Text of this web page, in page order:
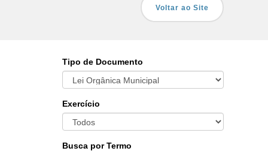
Voltar ao Site
Tipo de Documento
Exercício
Busca por Termo